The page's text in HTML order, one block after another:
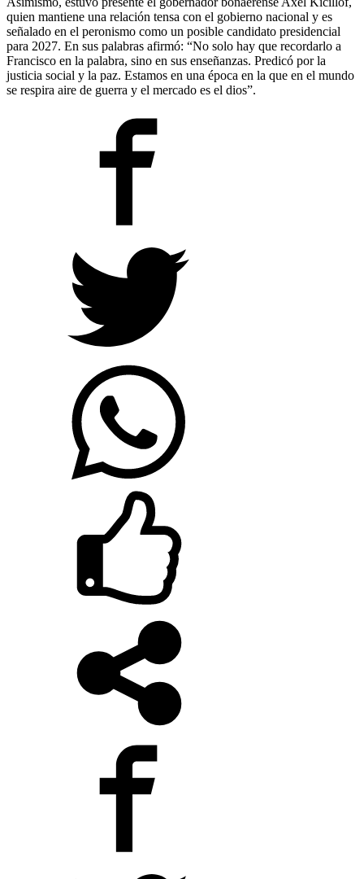
quien mantiene una relación tensa con el gobierno nacional y es
señalado en el peronismo como un posible candidato presidencial
para 2027. En sus palabras afirmó: “No solo hay que recordarlo a
Francisco en la palabra, sino en sus enseñanzas. Predicó por la
justicia social y la paz. Estamos en una época en la que en el mundo
se respira aire de guerra y el mercado es el dios”.